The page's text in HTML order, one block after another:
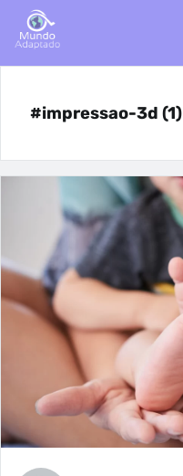
#impressao-3d (1)